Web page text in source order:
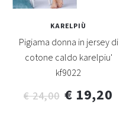
KARELPIÙ
Pigiama donna in jersey di
cotone caldo karelpiu'
kf9022
€ 24,00 € 19,20